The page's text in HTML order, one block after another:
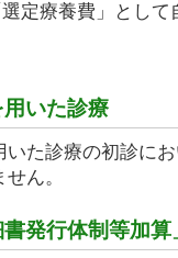
定療養費」として
いた診療
いた診療の初診に
ん。
発行体制等加算